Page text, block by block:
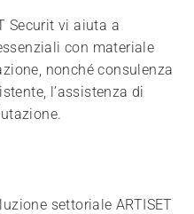
Securit vi aiuta a
con materiale
nonché consulenza
l’assistenza di
settoriale ARTISET